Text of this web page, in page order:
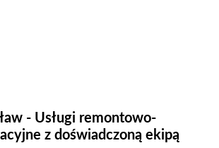
- Usługi remontowo-
z doświadczoną ekipą